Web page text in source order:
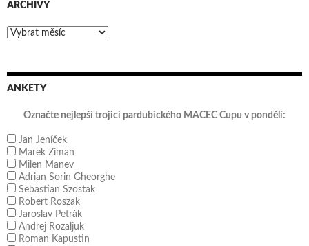
ARCHIVY
Archivy
ANKETY
Označte nejlepší trojici pardubického MACEC Cupu v pondělí:
Jan Jeníček
Marek Ziman
Milen Manev
Adrian Sorin Gheorghe
Sebastian Szostak
Robert Roszak
Jaroslav Petrák
Andrej Rozaljuk
Roman Kapustin